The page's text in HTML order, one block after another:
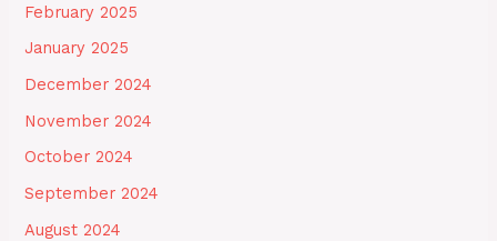
February 2025
January 2025
December 2024
November 2024
October 2024
September 2024
August 2024